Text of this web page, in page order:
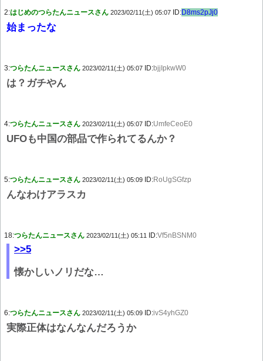
2:はじめのつらたんニュースさん 2023/02/11(土) 05:07 ID:D8ms2pJj0
始まったな
3:つらたんニュースさん 2023/02/11(土) 05:07 ID:bjjIpkwW0
は？ガチやん
4:つらたんニュースさん 2023/02/11(土) 05:07 ID:UmfeCeoE0
UFOも中国の部品で作られてるんか？
5:つらたんニュースさん 2023/02/11(土) 05:09 ID:RoUgSGfzp
んなわけアラスカ
18:つらたんニュースさん 2023/02/11(土) 05:11 ID:Vf5nBSNM0
>>5
懐かしいノリだな…
6:つらたんニュースさん 2023/02/11(土) 05:09 ID:ivS4yhGZ0
実際正体はなんなんだろうか